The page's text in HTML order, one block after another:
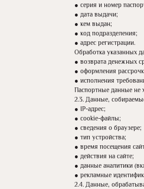
● серия и номер
● дата выдачи;
● кем выдан;
● код подразделения;
● адрес регистрации.
Обработка указанных
● возврата денежных
● оформления
● исполнения
Паспортные данные не
2.3. Данные,
● IP-адрес;
● cookie-файлы;
● сведения о браузере;
● тип устройства;
● время посещения
● действия на сайте;
● данные аналитики
● рекламные
2.4. Данные,